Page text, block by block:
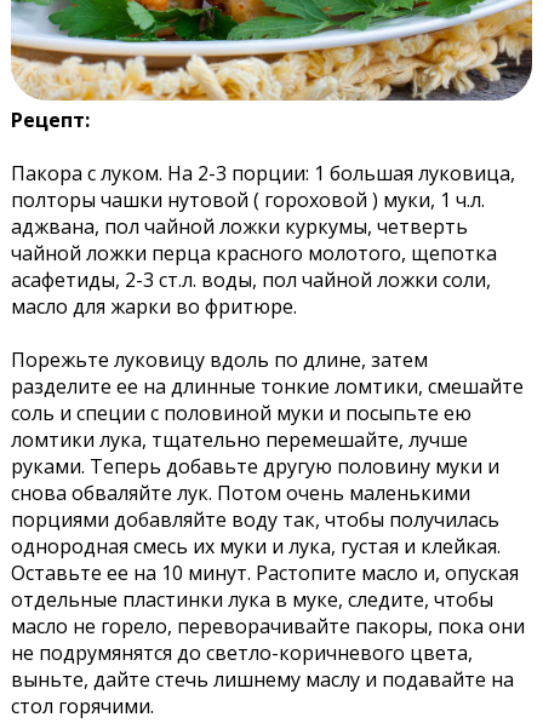
Рецепт:
Пакора с луком. На 2-3 порции: 1 большая луковица,
полторы чашки нутовой ( гороховой ) муки, 1 ч.л.
аджвана, пол чайной ложки куркумы, четверть
чайной ложки перца красного молотого, щепотка
асафетиды, 2-3 ст.л. воды, пол чайной ложки соли,
масло для жарки во фритюре.
Порежьте луковицу вдоль по длине, затем
разделите ее на длинные тонкие ломтики, смешайте
соль и специи с половиной муки и посыпьте ею
ломтики лука, тщательно перемешайте, лучше
руками. Теперь добавьте другую половину муки и
снова обваляйте лук. Потом очень маленькими
порциями добавляйте воду так, чтобы получилась
однородная смесь их муки и лука, густая и клейкая.
Оставьте ее на 10 минут. Растопите масло и, опуская
отдельные пластинки лука в муке, следите, чтобы
масло не горело, переворачивайте пакоры, пока они
не подрумянятся до светло-коричневого цвета,
выньте, дайте стечь лишнему маслу и подавайте на
стол горячими.